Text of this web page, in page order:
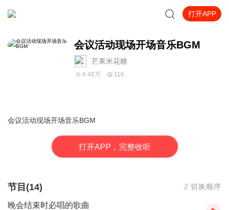
打开APP
会议活动现场开场音乐BGM
芒果米花糖
4.46万 116
会议活动现场开场音乐BGM
打开APP，完整收听
节目(14) 切换顺序
晚会结束时必唱的歌曲